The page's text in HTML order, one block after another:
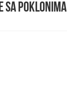
sa poklonima